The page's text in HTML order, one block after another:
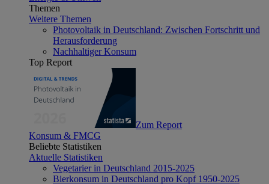
Themen
Weitere Themen
Photovoltaik in Deutschland: Zwischen Fortschritt und
Herausforderung
Nachhaltiger Konsum
Top Report
Zum Report
Konsum & FMCG
Beliebte Statistiken
Aktuelle Statistiken
Vegetarier in Deutschland 2015-2025
Bierkonsum in Deutschland pro Kopf 1950-2025